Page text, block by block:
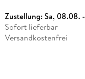
Zustellung:Sa, 08.08.
Sofort lieferbar
Versandkostenfrei